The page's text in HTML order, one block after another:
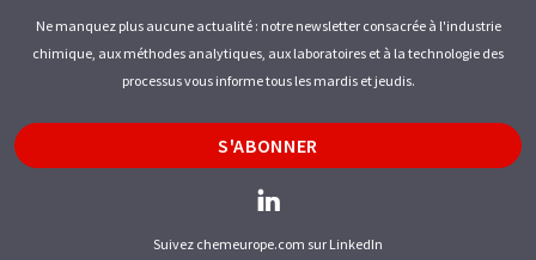
Ne manquez plus aucune actualité : notre newsletter consacrée à l'industrie
chimique, aux méthodes analytiques, aux laboratoires et à la technologie des
processus vous informe tous les mardis et jeudis.
S'ABONNER
Suivez chemeurope.com sur LinkedIn